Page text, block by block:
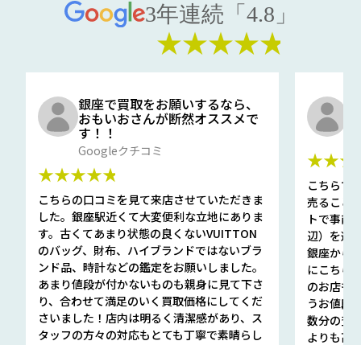
3年連続「4.8」
★★★★★
銀座で買取をお願いするなら、
おもいおさんが断然オススメで
す！！
Googleクチコミ
★★★★★
こちらの口コミを見て来店させていただきま
した。銀座駅近くて大変便利な立地にありま
す。古くてあまり状態の良くないVUITTON
のバッグ、財布、ハイブランドではないブラ
ンド品、時計などの鑑定をお願いしました。
あまり値段が付かないものも親身に見て下さ
り、合わせて満足のいく買取価格にしてくだ
さいました！店内は明るく清潔感があり、ス
タッフの方々の対応もとても丁寧で素晴らし
こちらで
売ること
トで事前
辺）を選
銀座から
にこちら
のお店も
うお値段
数分の査
よりも高